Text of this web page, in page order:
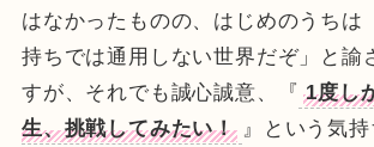
はなかったものの、はじめのうちは
持ちでは通用しない世界だぞ」と諭
すが、それでも誠心誠意、『 1度し
生、挑戦してみたい！ 』という気